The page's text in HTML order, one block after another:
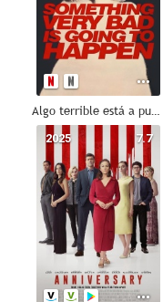
Algo terrible está a punto de suceder
7.7
2025